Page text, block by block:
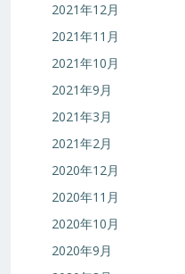
2021年12月
2021年11月
2021年10月
2021年9月
2021年3月
2021年2月
2020年12月
2020年11月
2020年10月
2020年9月